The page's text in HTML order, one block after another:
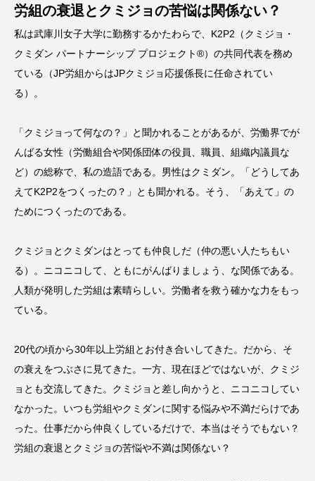
労組の衰退とクミジョの苦悩は関係ない？
私は武庫川女子大学に勤務するかたわらで、K2P2（クミジョ・
クミダン パートナーシップ プロジェクト®）の共同代表を務め
ている（JP労組からはJPクミジョ応援係長に任命されてい
る）。
「クミジョって何なの？」と聞かれることがあるが、労働界でが
んばる女性（労働組合や関係団体の役員、職員、組織内議員な
ど）の総称で、私の造語である。男性はクミダン。「どうしてあ
えてK2P2をつくったの？」とも聞かれる。そう、「あえて」の
ためにつくったのである。
クミジョとクミダンはとっても仲良しだ（仲の悪い人たちもい
る）。ニコニコして、ともにがんばりましょう、な関係である。
人類が発明した労組は素晴らしい。労働者を救う確かな力をもっ
ている。
20代の頃から30年以上労組とお付き合いしてきた。だから、そ
の衰えをつぶさに見てきた。一方、現在ほどではないが、クミジ
ョとも交流してきた。クミジョと差し向かうと、ニコニコしてい
なかった。いつも労組やクミダンに関する悩みや不満だらけであ
った。仕事だから仲良くしているだけで、本当はそうでもない？
労組の衰退とクミジョの苦悩や不満は関係ない？